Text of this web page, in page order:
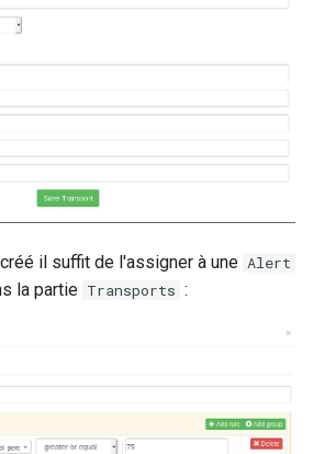
il suffit de l'assigner à une Alert
la partie Transports :